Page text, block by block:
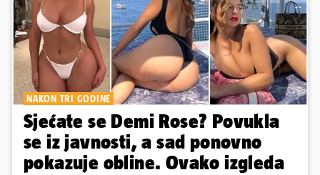
NAKON TRI GODINE
Sjećate se Demi Rose? Povukla
se iz javnosti, a sad ponovno
pokazuje obline. Ovako izgleda